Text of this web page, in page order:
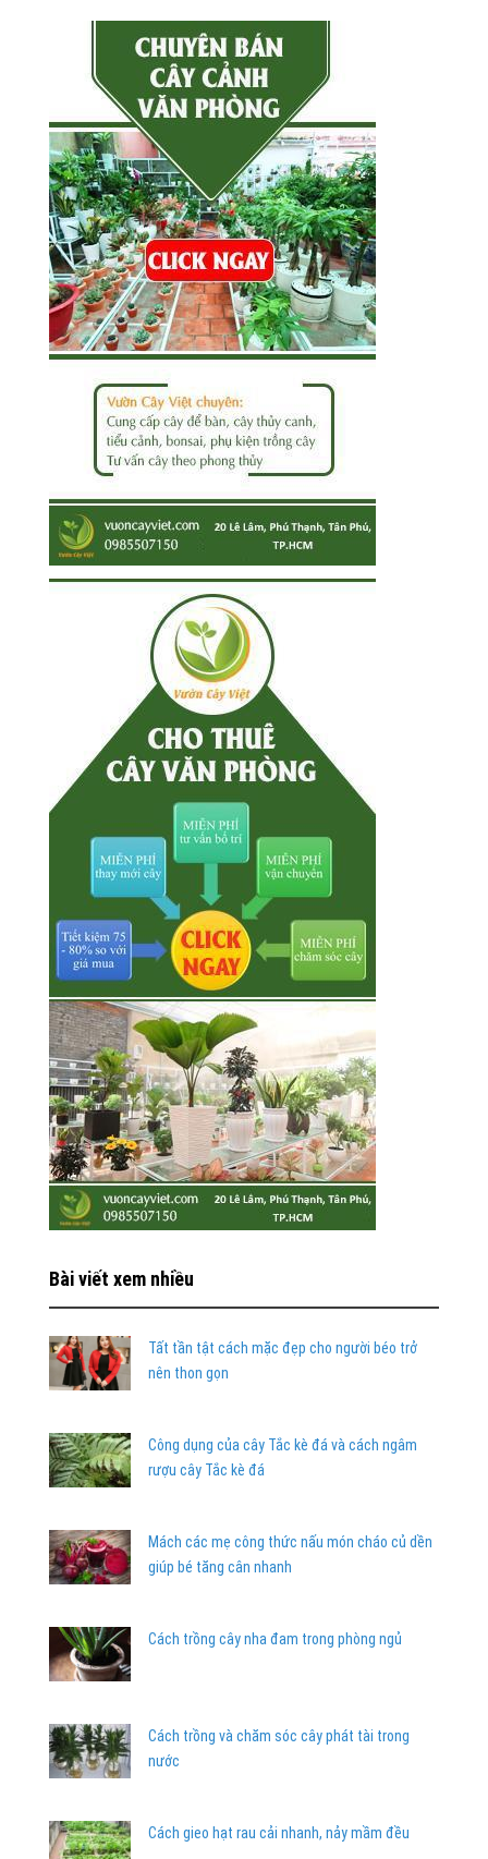
Bài viết xem nhiều
Tất tần tật cách mặc đẹp cho người béo trở
nên thon gọn
Công dụng của cây Tắc kè đá và cách ngâm
rượu cây Tắc kè đá
Mách các mẹ công thức nấu món cháo củ dền
giúp bé tăng cân nhanh
Cách trồng cây nha đam trong phòng ngủ
Cách trồng và chăm sóc cây phát tài trong
nước
Cách gieo hạt rau cải nhanh, nảy mầm đều